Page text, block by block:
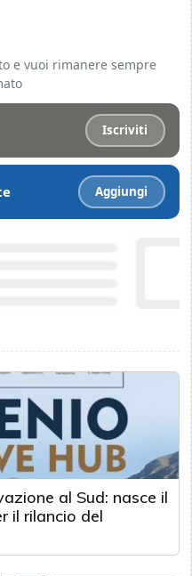
e vuoi rimanere sempre
Iscriviti
Aggiungi
al Sud: nasce il
il rilancio del